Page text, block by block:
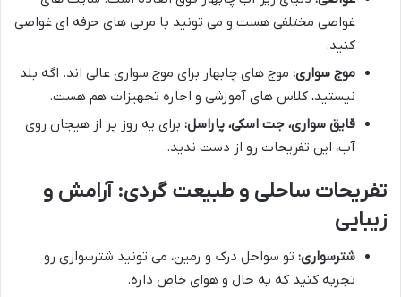
غواصی مختلفی هست و می تونید با مربی های حرفه ای غواصی
کنید.
موج سواری: موج های چابهار برای موج سواری عالی اند. اگه بلد
نیستید، کلاس های آموزشی و اجاره تجهیزات هم هست.
قایق سواری، جت اسکی، پاراسل: برای یه روز پر از هیجان روی
آب، این تفریحات رو از دست ندید.
تفریحات ساحلی و طبیعت گردی: آرامش و
زیبایی
شترسواری: تو سواحل درک و رمین، می تونید شترسواری رو
تجربه کنید که یه حال و هوای خاص داره.